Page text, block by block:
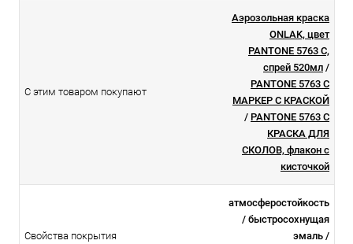
С этим товаром покупают
Аэрозольная краска
ONLAK, цвет
PANTONE 5763 C,
спрей 520мл /
PANTONE 5763 C
МАРКЕР С КРАСКОЙ
/ PANTONE 5763 C
КРАСКА ДЛЯ
СКОЛОВ, флакон с
кисточкой
Свойства покрытия
атмосферостойкоcть
/ быстросохнущая
эмаль /